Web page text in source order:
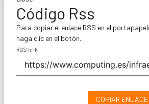
Código Rss
Para copiar el enlace RSS en el
haga clic en el botón.
RSS link
COPIAR ENLACE